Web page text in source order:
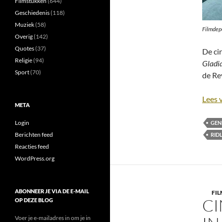
De
de
Lees
Geschiedenis(118)
Muziek(58)
Overig(142)
Quotes(37)
Religie(94)
Sport(70)
META
Login
Berichten feed
Reacties feed
WordPress.org
ABONNEER JE VIA DE E-MAIL
OP DEZE BLOG
Voer je e-mailadres in om je in